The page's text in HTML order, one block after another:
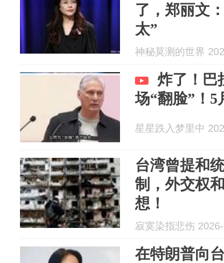
了，郑丽文
太”
神秘莫测的世界
炸了！巴
场“翻脸”！
星星跌入梦里中
台湾曾提和
制，外交权
想！
寂寞染指悲伤
在特朗普向